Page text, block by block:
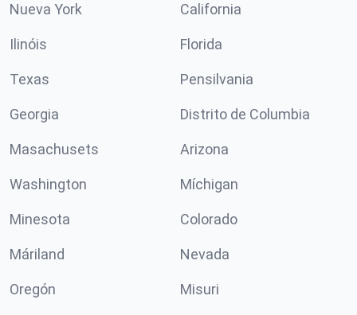
Nueva York California
Ilinóis Florida
Texas Pensilvania
Georgia Distrito de Columbia
Masachusets Arizona
Washington Míchigan
Minesota Colorado
Máriland Nevada
Oregón Misuri